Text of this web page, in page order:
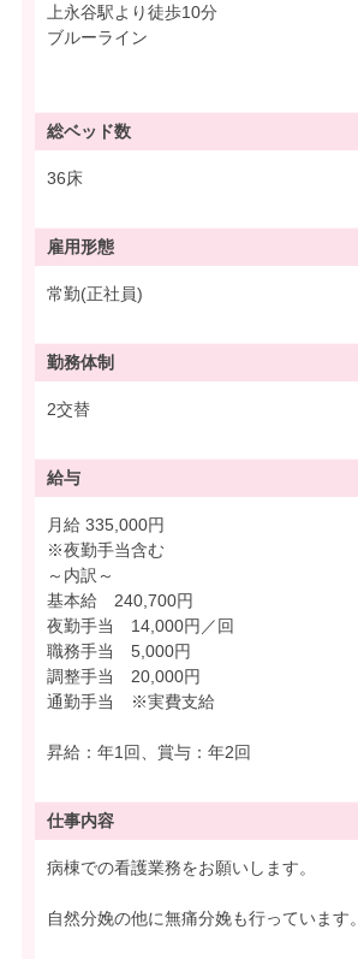
上永谷駅より徒歩10分
ブルーライン
総ベッド数
36床
雇用形態
常勤(正社員)
勤務体制
2交替
給与
月給 335,000円
※夜勤手当含む
～内訳～
基本給 240,700円
夜勤手当 14,000円／回
職務手当 5,000円
調整手当 20,000円
通勤手当 ※実費支給
昇給：年1回、賞与：年2回
仕事内容
病棟での看護業務をお願いします。
自然分娩の他に無痛分娩も行っています。